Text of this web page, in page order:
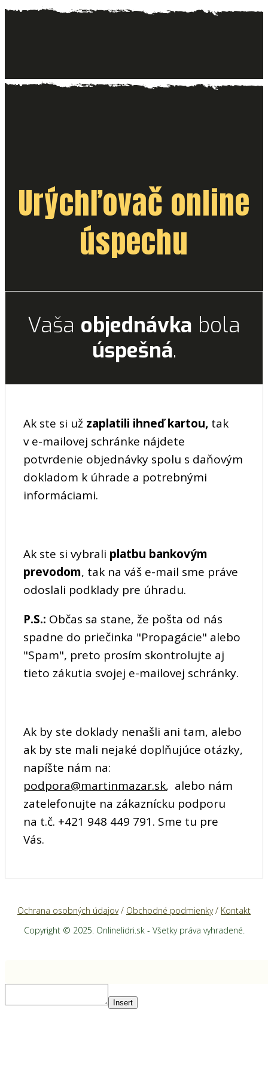
Urýchľovač online
úspechu
Vaša objednávka bola
úspešná.
Ak ste si už zaplatili ihneď kartou, tak
v e-mailovej schránke nájdete
potvrdenie objednávky spolu s daňovým
dokladom k úhrade a potrebnými
informáciami.
Ak ste si vybrali platbu bankovým
prevodom, tak na váš e-mail sme práve
odoslali podklady pre úhradu.
P.S.: Občas sa stane, že pošta od nás
spadne do priečinka "Propagácie" alebo
"Spam", preto prosím skontrolujte aj
tieto zákutia svojej e-mailovej schránky.
Ak by ste doklady nenašli ani tam, alebo
ak by ste mali nejaké doplňujúce otázky,
napíšte nám na:
podpora@martinmazar.sk, alebo nám
zatelefonujte na zákaznícku podporu
na t.č. +421 948 449 791. Sme tu pre
Vás.
Ochrana osobných údajov/ Obchodné podmienky/ Kontakt
Copyright © 2025. Onlinelidri.sk - Všetky práva vyhradené.
Insert